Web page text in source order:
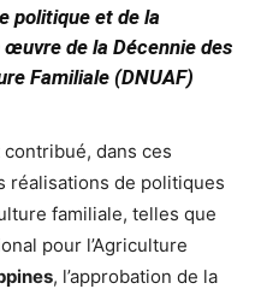
politique et de la
de la Décennie des
Familiale (DNUAF)
contribué, dans ces
réalisations de politiques
familiale, telles que
pour l’Agriculture
, l’approbation de la